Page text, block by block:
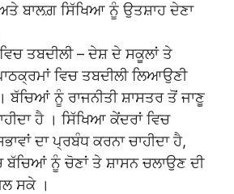
ਅਤੇ ਬਾਲਗ਼ ਸਿੱਖਿਆ ਨੂੰ ਉਤਸ਼ਾਹ ਦੇਣਾ
ਤਬਦੀਲੀ – ਦੇਸ਼ ਦੇ ਸਕੂਲਾਂ ਤੇ
ਵਿਚ ਤਬਦੀਲੀ ਲਿਆਉਣੀ
ਬੱਚਿਆਂ ਨੂੰ ਰਾਜਨੀਤੀ ਸ਼ਾਸਤਰ ਤੋਂ ਜਾਣੂ
ਹੈ । ਸਿੱਖਿਆ ਕੇਂਦਰਾਂ ਵਿਚ
ਦਾ ਪ੍ਰਬੰਧ ਕਰਨਾ ਚਾਹੀਦਾ ਹੈ,
ਬੱਚਿਆਂ ਨੂੰ ਚੋਣਾਂ ਤੇ ਸ਼ਾਸਨ ਚਲਾਉਣ ਦੀ
ਸਕੇ ।